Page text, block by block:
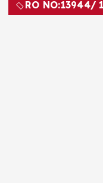
RO NO:13944/